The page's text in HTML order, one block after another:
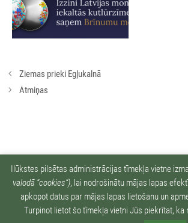
Rakstu
navigācija
Ziemas prieki Egļukalnā
Atmiņas
Ilūkstes pilsētas administrācijas tīmekļa vietne
valodā “cookies“), lai nodrošinātu mājas lapas
apkopot datus par mājas lapas lietošanu un
Turpinot lietot šo tīmekļa vietni Jūs piekrītat, ka